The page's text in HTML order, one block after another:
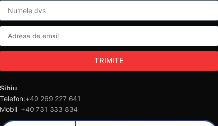
TRIMITE
Sibiu
Telefon:+40 269 227 641
Mobil: +40 731 333 834